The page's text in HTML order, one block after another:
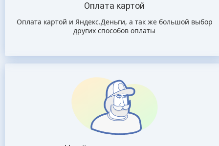
Оплата картой
Оплата картой и Яндекс.Деньги, а так же большой выбор
других способов оплаты